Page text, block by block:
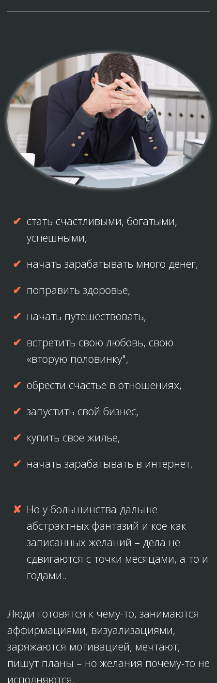
стать счастливыми, богатыми,
успешными,
начать зарабатывать много денег,
поправить здоровье,
начать путешествовать,
встретить свою любовь, свою
«вторую половинку",
обрести счастье в отношениях,
запустить свой бизнес,
купить свое жилье,
начать зарабатывать в интернет.
Но у большинства дальше
абстрактных фантазий и кое-как
записанных желаний – дела не
сдвигаются с точки месяцами, а то и
годами..
Люди готовятся к чему-то, занимаются
аффирмациями, визуализациями,
заряжаются мотивацией, мечтают,
пишут планы – но желания почему-то не
исполняются.